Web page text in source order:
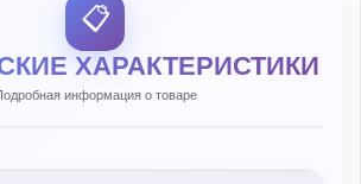
📋
ХАРАКТЕРИСТИКИ
информация о товаре